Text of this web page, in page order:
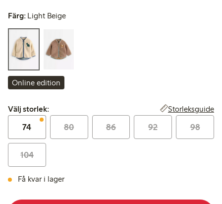
Färg: Light Beige
Online edition
Välj storlek:
Välj storlek: Storleksguide
74 80 86 92 98
104
Få kvar i lager